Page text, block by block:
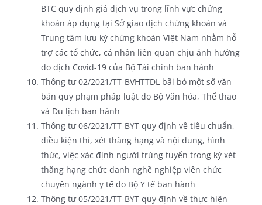
BTC quy định giá dịch vụ trong lĩnh vực chứng
khoán áp dụng tại Sở giao dịch chứng khoán và
Trung tâm lưu ký chứng khoán Việt Nam nhằm hỗ
trợ các tổ chức, cá nhân liên quan chịu ảnh hưởng
do dịch Covid-19 của Bộ Tài chính ban hành
Thông tư 02/2021/TT-BVHTTDL bãi bỏ một số văn
bản quy phạm pháp luật do Bộ Văn hóa, Thể thao
và Du lịch ban hành
Thông tư 06/2021/TT-BYT quy định về tiêu chuẩn,
điều kiện thi, xét thăng hạng và nội dung, hình
thức, việc xác định người trúng tuyển trong kỳ xét
thăng hạng chức danh nghề nghiệp viên chức
chuyên ngành y tế do Bộ Y tế ban hành
Thông tư 05/2021/TT-BYT quy định về thực hiện